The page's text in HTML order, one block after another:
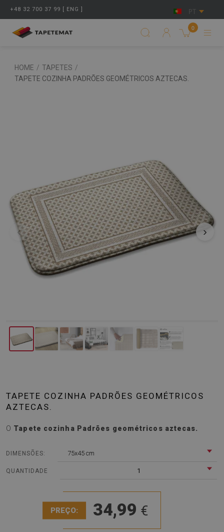
+48 32 700 37 99 [ ENG ] PT
0
HOME / TAPETES /
TAPETE COZINHA PADRÕES GEOMÉTRICOS AZTECAS.
‹ ›
TAPETE COZINHA PADRÕES GEOMÉTRICOS
AZTECAS.
O Tapete cozinha Padrões geométricos aztecas.
DIMENSÕES: 75x45 cm
QUANTIDADE 1
PREÇO: 34,99 €